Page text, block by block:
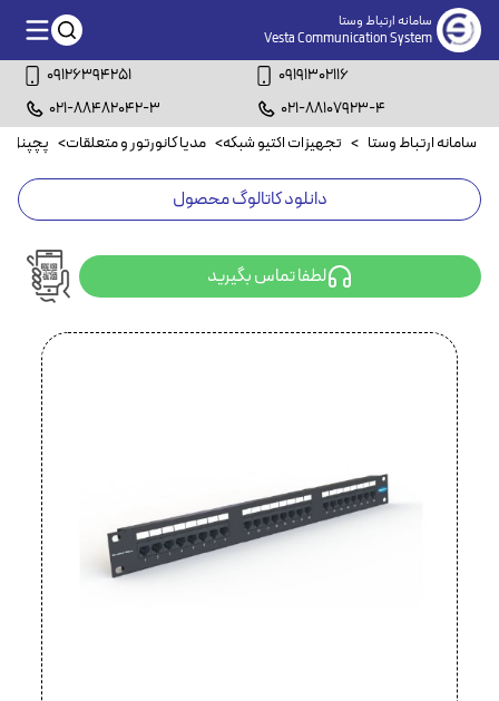
سامانه ارتباط وستا
Vesta Communication System
09126394251
09191302116
021-88482042-3
021-88107923-4
سامانه ارتباط وستا > تجهیزات اکتیو شبکه> مدیا کانورتور و متعلقات> پچپنل Cat5e
دانلود کاتالوگ محصول
لطفا تماس بگیرید